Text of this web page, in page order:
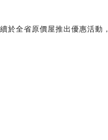
於全省原價屋推出優惠活動，